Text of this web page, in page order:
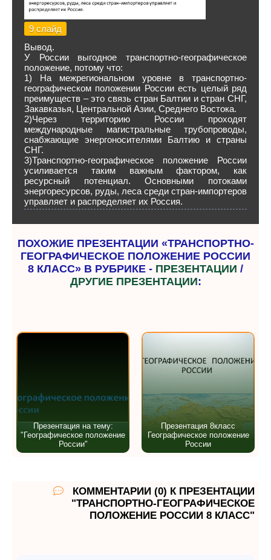
9 слайд
Вывод.
У России выгодное транспортно-географическое
положение, потому что:
1) На межрегиональном уровне в транспортно-
географическом положении России есть целый ряд
преимуществ – это связь стран Балтии и стран СНГ,
Закавказья, Центральной Азии, Среднего Востока.
2)Через территорию России проходят
международные магистральные трубопроводы,
снабжающие энергоносителями Балтию и страны
СНГ.
3)Транспортно-географическое положение России
усиливается таким важным фактором, как
ресурсный потенциал. Основными потоками
энергоресурсов, руды, леса среди стран-импортеров
управляет и распределяет их Россия.
ПОХОЖИЕ ПРЕЗЕНТАЦИИ «ТРАНСПОРТНО-
ГЕОГРАФИЧЕСКОЕ ПОЛОЖЕНИЕ РОССИИ
8 КЛАСС» В РУБРИКЕ - ПРЕЗЕНТАЦИИ /
ДРУГИЕ ПРЕЗЕНТАЦИИ:
Презентация на тему:
"Географическое положение
России"
Презентация 8класс
Географическое положение
России
КОММЕНТАРИИ (0) К ПРЕЗЕНТАЦИИ
"ТРАНСПОРТНО-ГЕОГРАФИЧЕСКОЕ
ПОЛОЖЕНИЕ РОССИИ 8 КЛАСС"